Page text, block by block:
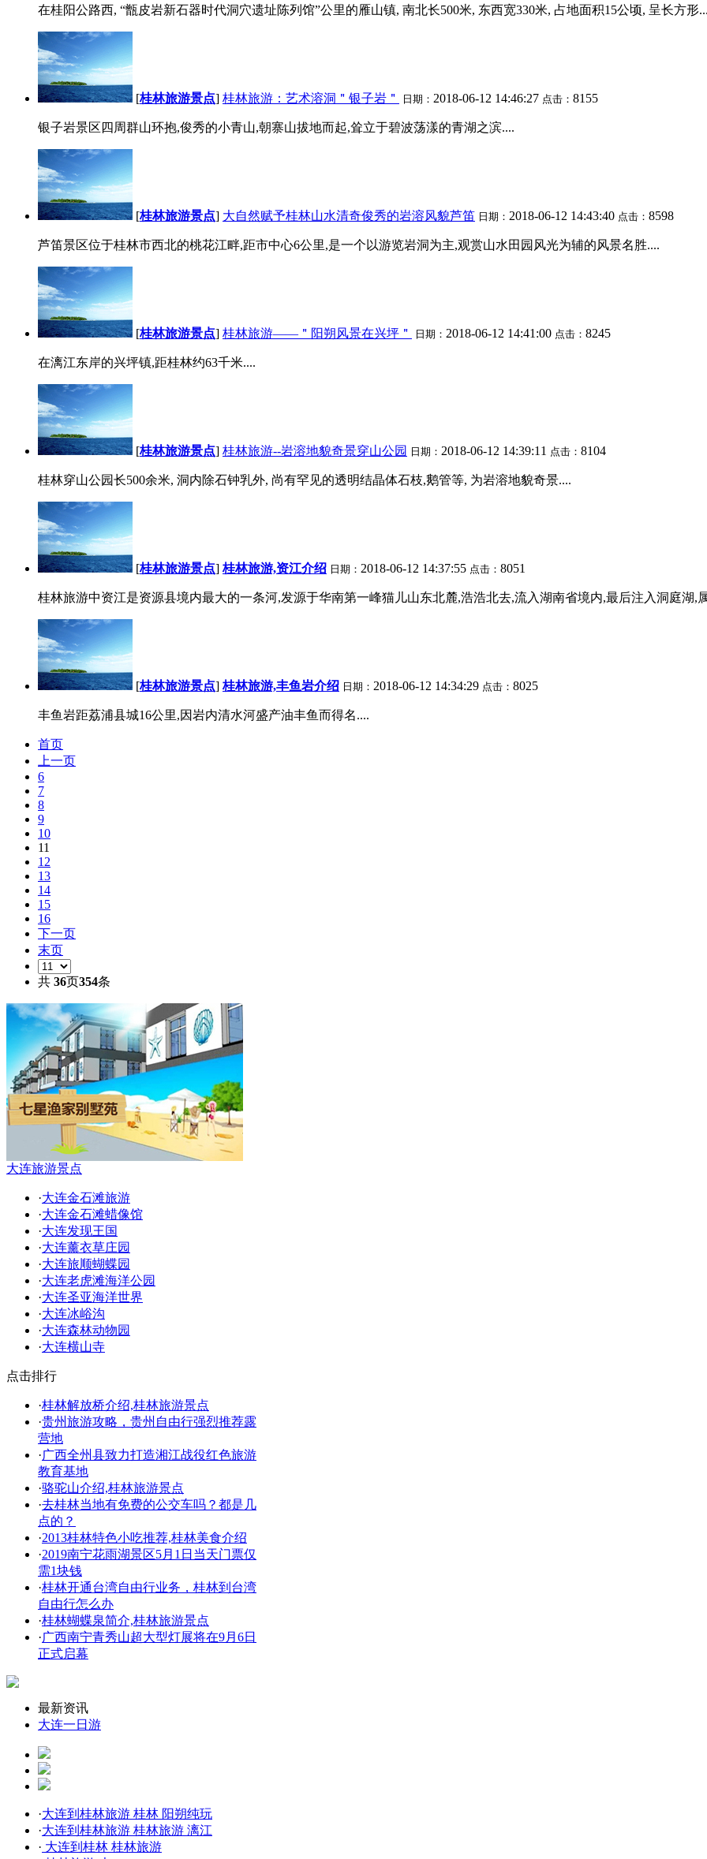
在桂阳公路西, “甑皮岩新石器时代洞穴遗址陈列馆”公里的雁山镇, 南北长500米, 东西宽330米, 占地面积15公顷, 呈长方形
[桂林旅游景点] 桂林旅游：艺术溶洞＂银子岩＂ 日期： 2018-06-12 14:46:27 点击： 8155
银子岩景区四周群山环抱,俊秀的小青山,朝寨山拔地而起,耸立于碧波荡漾的青湖之滨....
[桂林旅游景点] 大自然赋予桂林山水清奇俊秀的岩溶风貌芦笛 日期： 2018-06-12 14:43:40 点击： 8598
芦笛景区位于桂林市西北的桃花江畔,距市中心6公里,是一个以游览岩洞为主,观赏山水田园风光为辅的风景名胜....
[桂林旅游景点] 桂林旅游——＂阳朔风景在兴坪＂ 日期： 2018-06-12 14:41:00 点击： 8245
在漓江东岸的兴坪镇,距桂林约63千米....
[桂林旅游景点] 桂林旅游--岩溶地貌奇景穿山公园 日期： 2018-06-12 14:39:11 点击： 8104
桂林穿山公园长500余米, 洞内除石钟乳外, 尚有罕见的透明结晶体石枝,鹅管等, 为岩溶地貌奇景....
[桂林旅游景点] 桂林旅游,资江介绍 日期： 2018-06-12 14:37:55 点击： 8051
桂林旅游中资江是资源县境内最大的一条河,发源于华南第一峰猫儿山东北麓,浩浩北去,流入湖南省境内,最后注入洞庭湖,
[桂林旅游景点] 桂林旅游,丰鱼岩介绍 日期： 2018-06-12 14:34:29 点击： 8025
丰鱼岩距荔浦县城16公里,因岩内清水河盛产油丰鱼而得名....
首页
上一页
6
7
8
9
10
11
12
13
14
15
16
下一页
末页
共 36页354条
大连旅游景点
·大连金石滩旅游
·大连金石滩蜡像馆
·大连发现王国
·大连薰衣草庄园
·大连旅顺蝴蝶园
·大连老虎滩海洋公园
·大连圣亚海洋世界
·大连冰峪沟
·大连森林动物园
·大连横山寺
点击排行
·桂林解放桥介绍,桂林旅游景点
·贵州旅游攻略，贵州自由行强烈推荐露
营地
·广西全州县致力打造湘江战役红色旅游
教育基地
·骆驼山介绍,桂林旅游景点
·去桂林当地有免费的公交车吗？都是几
点的？
·2013桂林特色小吃推荐,桂林美食介绍
·2019南宁花雨湖景区5月1日当天门票仅
需1块钱
·桂林开通台湾自由行业务，桂林到台湾
自由行怎么办
·桂林蝴蝶泉简介,桂林旅游景点
·广西南宁青秀山超大型灯展将在9月6日
正式启幕
最新资讯
大连一日游
·大连到桂林旅游 桂林 阳朔纯玩
·大连到桂林旅游 桂林旅游 漓江
· 大连到桂林 桂林旅游